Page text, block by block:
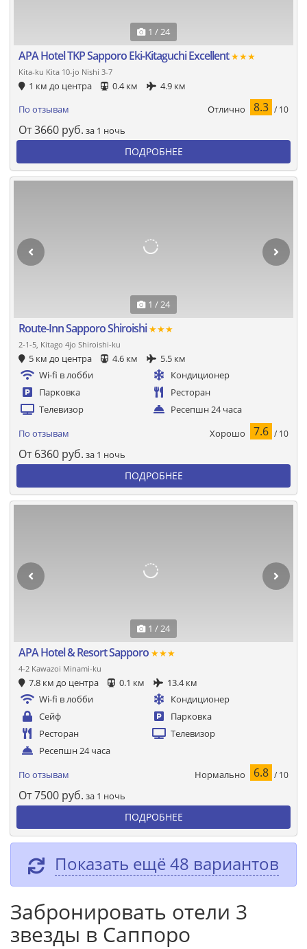
1 / 24
APA Hotel TKP Sapporo Eki-Kitaguchi Excellent★★★
Kita-ku Kita 10-jo Nishi 3-7
1 км до центра 0.4 км
4.9 км
По отзывам
Отлично 8.3 / 10
От3660 руб. за 1 ночь
ПОДРОБНЕЕ
1 / 24
Route-Inn Sapporo Shiroishi★★★
2-1-5, Kitago 4jo Shiroishi-ku
5 км до центра 4.6 км
5.5 км
Wi-fi в лобби
Кондиционер
Парковка
Ресторан
Телевизор
Ресепшн 24 часа
По отзывам Хорошо 7.6 / 10
От 6360 руб. за 1 ночь
ПОДРОБНЕЕ
1 / 24
APA Hotel & Resort Sapporo ★★★
4-2 Kawazoi Minami-ku
7.8 км до центра 0.1 км
13.4 км
Wi-fi в лобби
Кондиционер
Сейф
Парковка
Ресторан
Телевизор
Ресепшн 24 часа
По отзывам Нормально 6.8 / 10
От7500 руб. за 1 ночь
ПОДРОБНЕЕ
Показать ещё 48 вариантов
Забронировать отели 3
звезды в Саппоро